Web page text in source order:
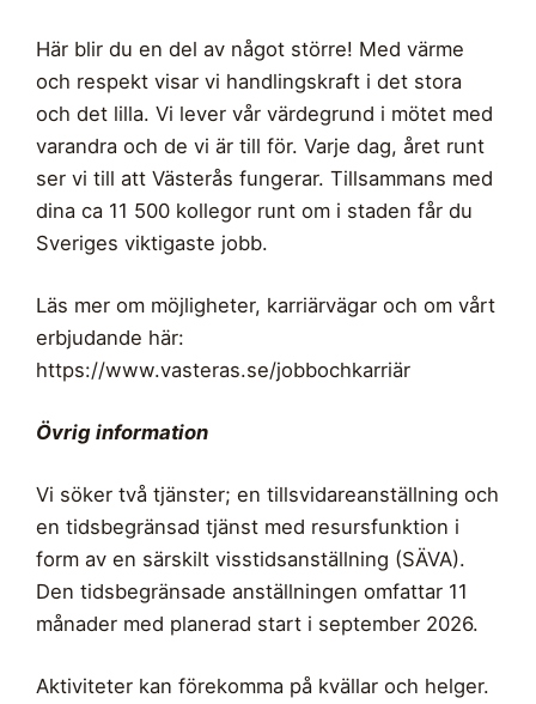
Här blir du en del av något större! Med värme
och respekt visar vi handlingskraft i det stora
och det lilla. Vi lever vår värdegrund i mötet med
varandra och de vi är till för. Varje dag, året runt
ser vi till att Västerås fungerar. Tillsammans med
dina ca 11 500 kollegor runt om i staden får du
Sveriges viktigaste jobb.
Läs mer om möjligheter, karriärvägar och om vårt
erbjudande här:
https://www.vasteras.se/jobbochkarriär
Övrig information
Vi söker två tjänster; en tillsvidareanställning och
en tidsbegränsad tjänst med resursfunktion i
form av en särskilt visstidsanställning (SÄVA).
Den tidsbegränsade anställningen omfattar 11
månader med planerad start i september 2026.
Aktiviteter kan förekomma på kvällar och helger.